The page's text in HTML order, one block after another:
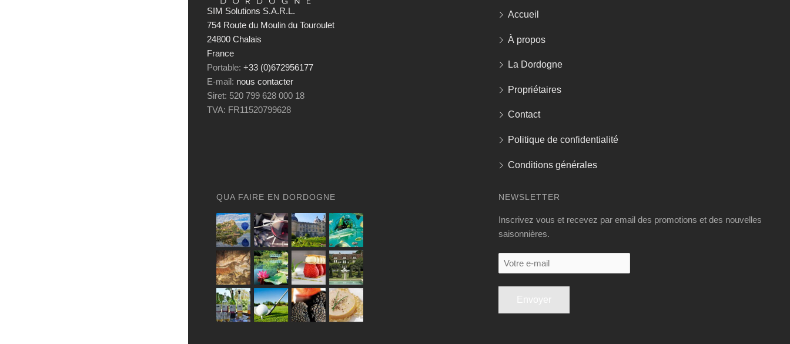
SIM Solutions S.A.R.L.
754 Route du Moulin du Touroulet
24800 Chalais
France
Portable: +33 (0)672956177
E-mail: nous contacter
Siret: 520 799 628 000 18
TVA: FR11520799628
Accueil
À propos
La Dordogne
Propriétaires
Contact
Politique de confidentialité
Conditions générales
QUA FAIRE EN DORDOGNE NEWSLETTER
Inscrivez vous et recevez par email des promotions et des nouvelles
saisonnières.
Votre
e-
mail